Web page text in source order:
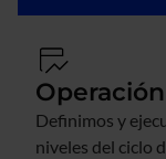
Definimos y
niveles del ciclo